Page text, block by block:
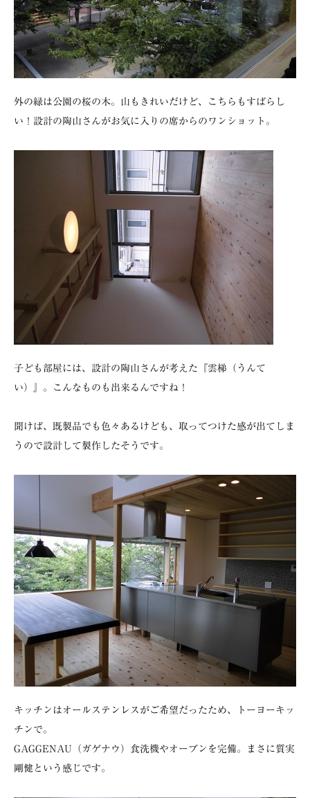
外の緑は公園の桜の木。山もきれいだけど、こちらもすばらし
い！設計の陶山さんがお気に入りの席からのワンショット。
子ども部屋には、設計の陶山さんが考えた『雲梯（うんて
い）』。こんなものも出来るんですね！
聞けば、既製品でも色々あるけども、取ってつけた感が出てしま
うので設計して製作したそうです。
キッチンはオールステンレスがご希望だったため、トーヨーキッ
チンで。
GAGGENAU（ガゲナウ）食洗機やオーブンを完備。まさに質実
剛健という感じです。